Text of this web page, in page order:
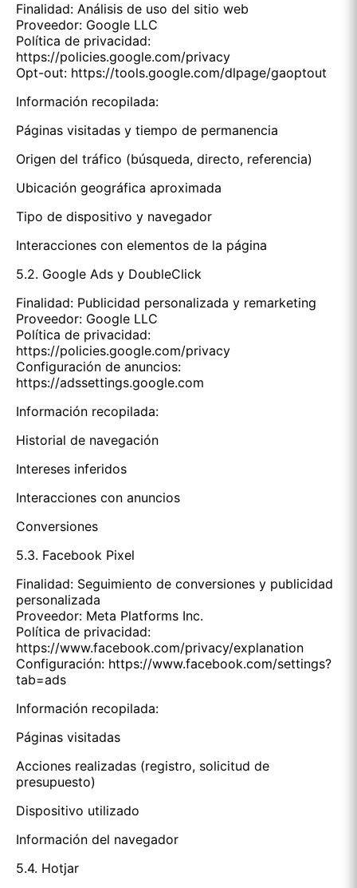
Finalidad: Análisis de uso del sitio web
Proveedor: Google LLC
Política de privacidad:
https://policies.google.com/privacy
Opt-out: https://tools.google.com/dlpage/gaoptout
Información recopilada:
Páginas visitadas y tiempo de permanencia
Origen del tráfico (búsqueda, directo, referencia)
Ubicación geográfica aproximada
Tipo de dispositivo y navegador
Interacciones con elementos de la página
5.2. Google Ads y DoubleClick
Finalidad: Publicidad personalizada y remarketing
Proveedor: Google LLC
Política de privacidad:
https://policies.google.com/privacy
Configuración de anuncios:
https://adssettings.google.com
Información recopilada:
Historial de navegación
Intereses inferidos
Interacciones con anuncios
Conversiones
5.3. Facebook Pixel
Finalidad: Seguimiento de conversiones y publicidad
personalizada
Proveedor: Meta Platforms Inc.
Política de privacidad:
https://www.facebook.com/privacy/explanation
Configuración: https://www.facebook.com/settings?
tab=ads
Información recopilada:
Páginas visitadas
Acciones realizadas (registro, solicitud de
presupuesto)
Dispositivo utilizado
Información del navegador
5.4. Hotjar